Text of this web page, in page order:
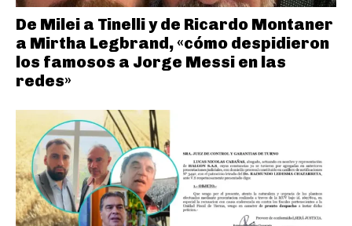
De Milei a Tinelli y de Ricardo Montaner
a Mirtha Legbrand, «cómo despidieron
los famosos a Jorge Messi en las
redes»